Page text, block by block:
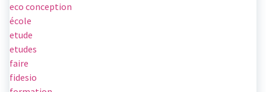
eco conception
école
etude
etudes
faire
fidesio